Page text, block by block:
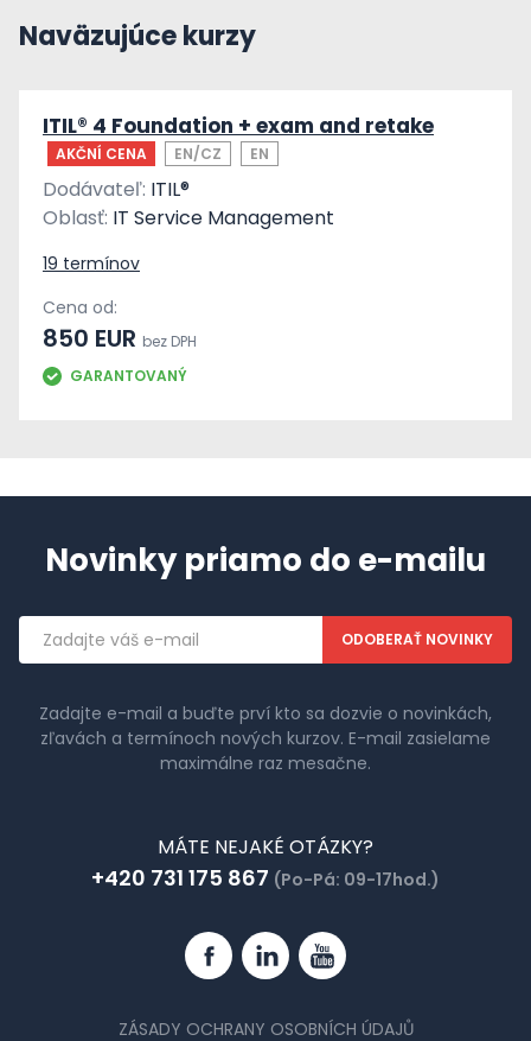
Naväzujúce kurzy
ITIL® 4 Foundation + exam and retake
AKČNÍ CENA EN/CZ EN
Dodávateľ: ITIL®
Oblasť: IT Service Management
19 termínov
Cena od:
850 EUR bez DPH
GARANTOVANÝ
Novinky priamo do e-mailu
Emailová
adresa
Zadajte e-mail a buďte prví kto sa dozvie o novinkách,
zľavách a termínoch nových kurzov. E-mail zasielame
maximálne raz mesačne.
MÁTE NEJAKÉ OTÁZKY?
+420 731 175 867 (Po-Pá: 09-17hod.)
FacebookLinkedinYouTube
ZÁSADY OCHRANY OSOBNÍCH ÚDAJŮ